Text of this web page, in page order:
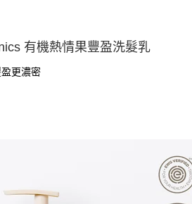
有機熱情果豐盈洗髮乳
更濃密